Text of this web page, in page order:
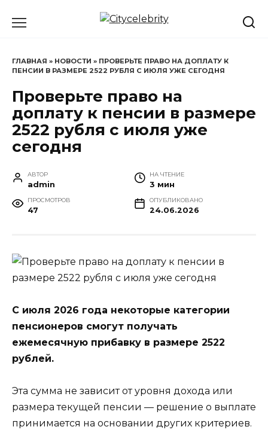
ГЛАВНАЯ » НОВОСТИ » ПРОВЕРЬТЕ ПРАВО НА ДОПЛАТУ К
ПЕНСИИ В РАЗМЕРЕ 2522 РУБЛЯ С ИЮЛЯ УЖЕ СЕГОДНЯ
Проверьте право на
доплату к пенсии в размере
2522 рубля с июля уже
сегодня
АВТОР
admin
НА ЧТЕНИЕ
3 мин
ПРОСМОТРОВ
47
ОПУБЛИКОВАНО
24.06.2026
С июля 2026 года некоторые категории
пенсионеров смогут получать
ежемесячную прибавку в размере 2522
рублей.
Эта сумма не зависит от уровня дохода или
размера текущей пенсии — решение о выплате
принимается на основании других критериев.